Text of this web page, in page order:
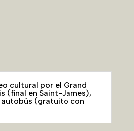
cultural por el Grand
(final en Saint-James),
autobús (gratuito con